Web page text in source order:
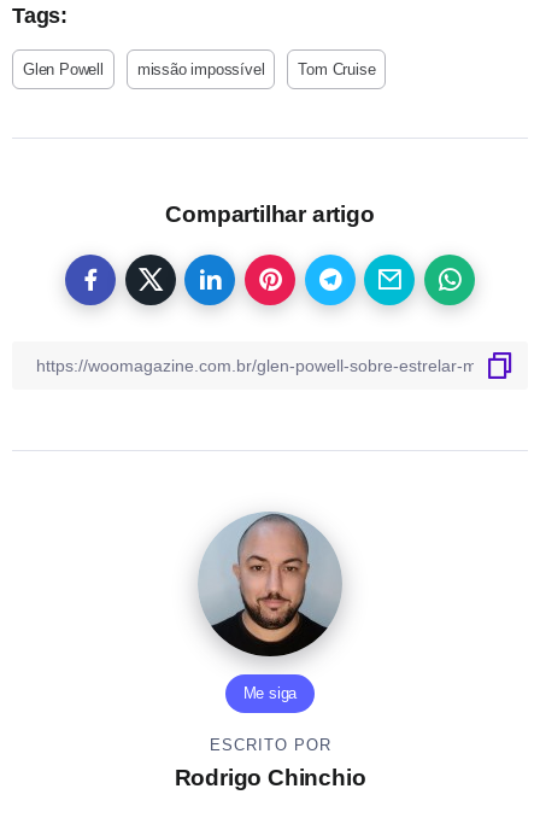
Tags:
Glen Powell missão impossível Tom Cruise
Compartilhar artigo
Me siga
ESCRITO POR
Rodrigo Chinchio